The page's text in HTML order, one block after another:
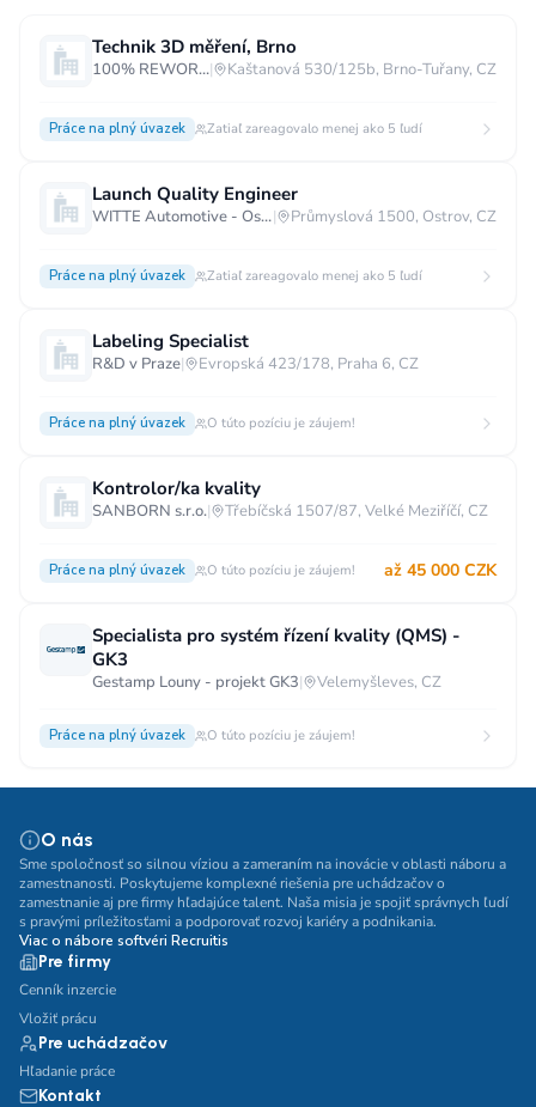
Technik 3D měření, Brno
100% REWORK s.r.o.| Kaštanová 530/125b, Brno-Tuřany, CZ
Práce na plný úvazek Zatiaľ zareagovalo menej ako 5 ľudí
Launch Quality Engineer
WITTE Automotive - Ostrov| Průmyslová 1500, Ostrov, CZ
Práce na plný úvazek Zatiaľ zareagovalo menej ako 5 ľudí
Labeling Specialist
R&D v Praze| Evropská 423/178, Praha 6, CZ
Práce na plný úvazek O túto pozíciu je záujem!
Kontrolor/ka kvality
SANBORN s.r.o.| Třebíčská 1507/87, Velké Meziříčí, CZ
Práce na plný úvazek O túto pozíciu je záujem! až 45 000 CZK
Specialista pro systém řízení kvality (QMS) -
GK3
Gestamp Louny - projekt GK3| Velemyšleves, CZ
Práce na plný úvazek O túto pozíciu je záujem!
O nás
Sme spoločnosť so silnou víziou a zameraním na inovácie v oblasti náboru a
zamestnanosti. Poskytujeme komplexné riešenia pre uchádzačov o
zamestnanie aj pre firmy hľadajúce talent. Naša misia je spojiť správnych ľudí
s pravými príležitosťami a podporovať rozvoj kariéry a podnikania.
Viac o nábore softvéri Recruitis
Pre firmy
Cenník inzercie
Vložiť prácu
Pre uchádzačov
Hľadanie práce
Kontakt